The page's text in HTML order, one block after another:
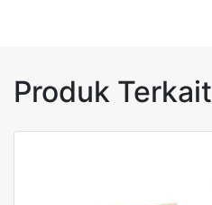
Produk Terkait